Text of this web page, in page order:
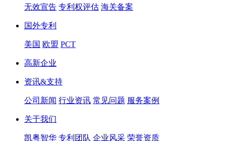
无效宣告 专利权评估 海关备案
国外专利
美国 欧盟 PCT
高新企业
资讯&支持
公司新闻 行业资讯 常见问题 服务案例
关于我们
凯粤智华 专利团队 企业风采 荣誉资质